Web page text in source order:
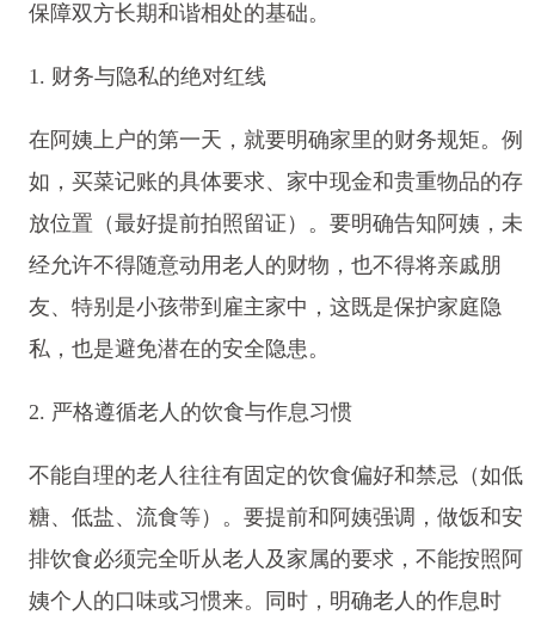
保障双方长期和谐相处的基础。
1. 财务与隐私的绝对红线
在阿姨上户的第一天，就要明确家里的财务规矩。例
如，买菜记账的具体要求、家中现金和贵重物品的存
放位置（最好提前拍照留证）。要明确告知阿姨，未
经允许不得随意动用老人的财物，也不得将亲戚朋
友、特别是小孩带到雇主家中，这既是保护家庭隐
私，也是避免潜在的安全隐患。
2. 严格遵循老人的饮食与作息习惯
不能自理的老人往往有固定的饮食偏好和禁忌（如低
糖、低盐、流食等）。要提前和阿姨强调，做饭和安
排饮食必须完全听从老人及家属的要求，不能按照阿
姨个人的口味或习惯来。同时，明确老人的作息时